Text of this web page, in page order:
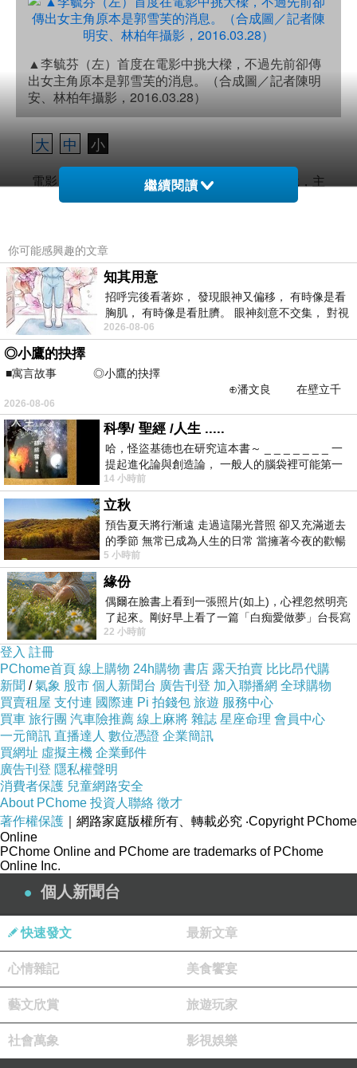
▲李毓芬（左）首度在電影中挑大樑，不過先前卻傳
出女主角原本是郭雪芙的消息。（合成圖／記者陳明
安、林柏年攝影，2016.03.28）
大 中 小
電影《最完美的女孩》改編自同名恐怖推理小說，主
要演員群張睿家、李毓芬、謝祖武、梁家榕、郭彥
出席；李毓芬所屬的Dream Girls屢屢傳出有心結，
而外傳該片本來找上郭雪芙擔綱女主角，李毓芬被問
到這件事四兩撥千斤表示「自己也是看了新聞才知道
這件事，自己跟公司其實都不知情；自己不會在意不
是事實的事情，最近因為忙和其他兩人（指郭雪芙、
宋米秦）少聯絡。」
她首度挑戰大螢幕的演出，電影中將扮演擁有多重人
格的犯罪心理學家，緋聞男友柯震東算是她電影界的
「前輩」，是否會向對方討教拍電影的技巧？她則回
應「自己有在上課，但在電影這塊他是前輩；如果他
願意給建議，自己會很樂意接受。」至於外界相當關
注Dream Girls的合體話題，她緩頰「雖然米秦已經
不在公司，但如果有需要Dream Girls合體的地方，
她會回來！大家平常各忙各的，比較是單飛不解散的
意味，但不確定確切合體的時間。」
▲張睿家（左）首度搭檔李毓芬，兩人堪稱新鮮組
合。（圖／記者陳明安攝影，2016.3.28）
張睿家在電影中也有精神分裂的症狀，導演金沛晟甚
至放話要他「全裸」上陣，他苦笑「希望別脫！想把
衣服一件件穿回去。」而他與李毓芬初次合作，直言
「不好意思google她，也不希望有既定印象。」兩
人之間的互動以討論劇本為主；外傳先前的女主角為
郭雪芙，他被追問雙姝之中比較想跟誰合作？巧妙回
應「沒有特別設定！也不知道此事，導演會選李毓芬
一定是她有特質跟女主角相像，完全尊重導演決
定。」
▲張睿家在新電影《最完美的女孩》可能有「裸露」
的機會。（圖／記者陳明安攝影，2016.3.28）
▲謝祖武以神祕嘉賓的角色出席記者會。（圖／記者
陳明安攝影，2016.3.28）
▲電影《最完美的女孩》下午舉辦開鏡記者會。（圖
／記者陳明安攝影，2016.3.28）
繼續閱讀
你可能感興趣的文章
知其用意
招呼完後看著妳， 發現眼神又偏移， 有時像是看
胸肌， 有時像是看肚臍。 眼神刻意不交集， 對視
視線不對齊， 讓我很難不
2026-08-06
◎小鷹的抉擇
■寓言故事 ◎小鷹的抉擇
⊕潘文良 在壁立千
仞的懸崖上，有一座遮天蔽
2026-08-06
科學/ 聖經 /人生 .....
哈，怪盜基德也在研究這本書～ _ _ _ _ _ _ _ 一
提起進化論與創造論， 一般人的腦袋裡可能第一
時間就有「 進化論很科
14 小時前
立秋
預告夏天將行漸遠 走過這陽光普照 卻又充滿逝去
的季節 無常已成為人生的日常 當擁著今夜的歡暢
舒心 轉眼驟成昨日 而明晨 太陽
5 小時前
緣份
偶爾在臉書上看到一張照片(如上)，心裡忽然明亮
了起來。剛好早上看了一篇「白痴愛做夢」台長寫
的貼文，在回顧年輕時瘋狂愛上
22 小時前
登入 註冊
PChome首頁 線上購物 24h購物 書店 露天拍賣 比比昂代購
新聞 /氣象 股市 個人新聞台 廣告刊登 加入聯播網 全球購物
買賣租屋 支付連 國際連 Pi 拍錢包 旅遊 服務中心
買車 旅行團 汽車險推薦 線上麻將 雜誌 星座命理 會員中心
一元簡訊 直播達人 數位憑證 企業簡訊
買網址 虛擬主機 企業郵件
廣告刊登 隱私權聲明
消費者保護 兒童網路安全
About PChome 投資人聯絡 徵才
著作權保護 ｜網路家庭版權所有、轉載必究 ‧Copyright PChome
Online
PChome Online and PChome are trademarks of PChome
Online Inc.
個人新聞台
快速發文 最新文章
心情雜記 美食饗宴
藝文欣賞 旅遊玩家
社會萬象 影視娛樂